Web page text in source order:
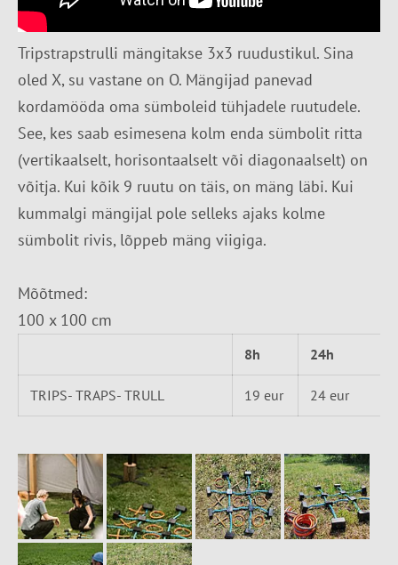
Tripstrapstrulli mängitakse 3x3 ruudustikul. Sina
oled X, su vastane on O. Mängijad panevad
kordamööda oma sümboleid tühjadele ruutudele.
See, kes saab esimesena kolm enda sümbolit ritta
(vertikaalselt, horisontaalselt või diagonaalselt) on
võitja. Kui kõik 9 ruutu on täis, on mäng läbi. Kui
kummalgi mängijal pole selleks ajaks kolme
sümbolit rivis, lõppeb mäng viigiga.
Mõõtmed:
100 x 100 cm
8h 24h
TRIPS- TRAPS- TRULL 19 eur 24 eur